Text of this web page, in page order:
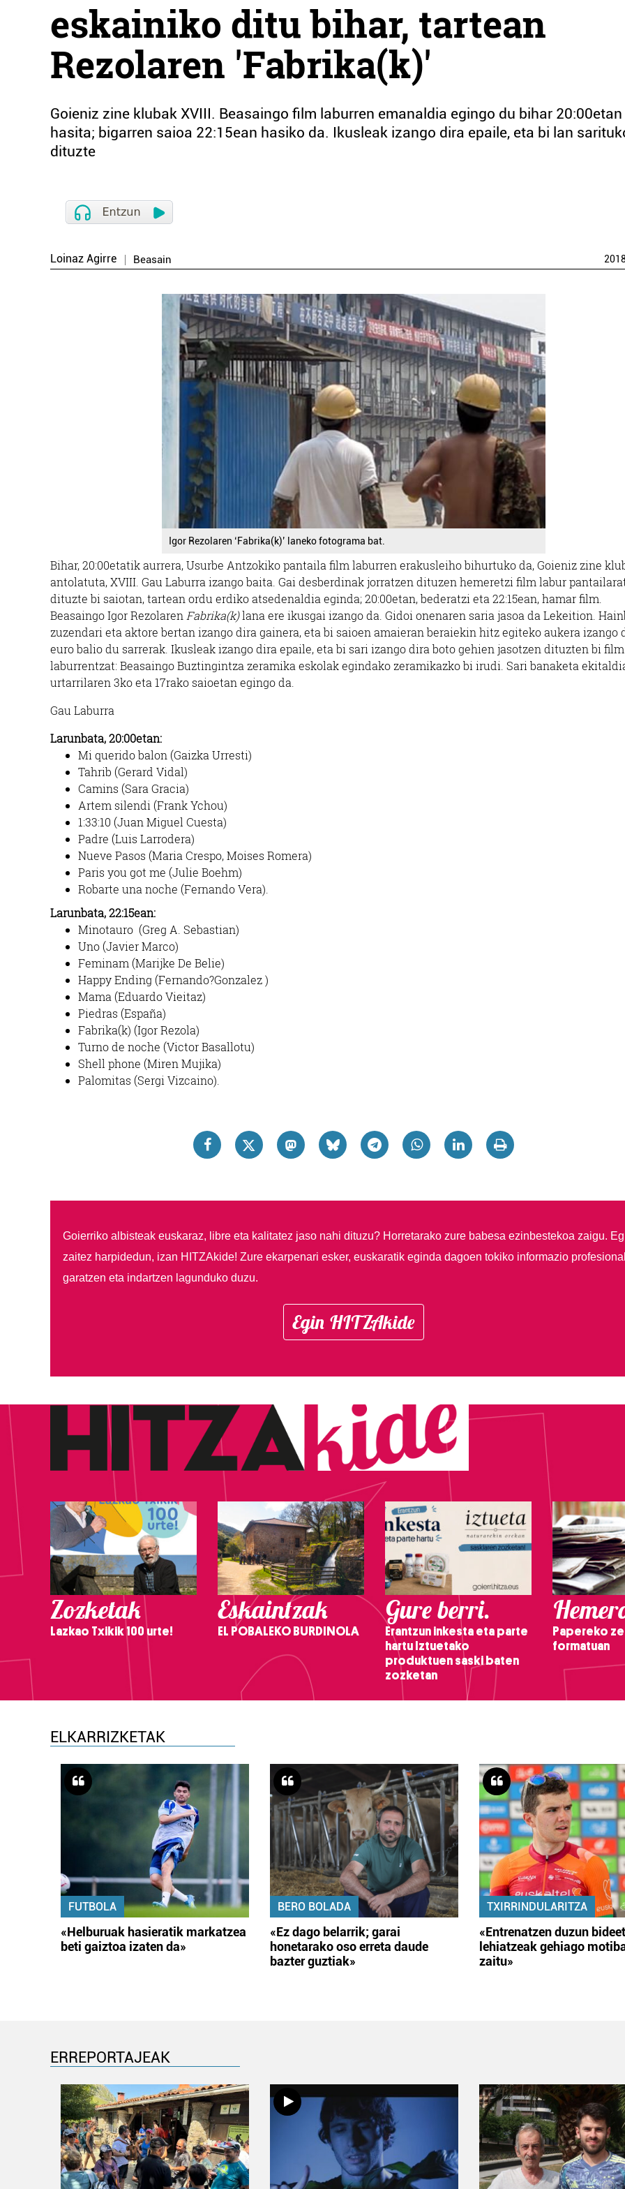
eskainiko ditu bihar, tartean
Rezolaren 'Fabrika(k)'
Goieniz zine klubak XVIII. Beasaingo film laburren emanaldia egingo du bihar 20:00etan
hasita; bigarren saioa 22:15ean hasiko da. Ikusleak izango dira epaile, eta bi lan
dituzte
Loinaz Agirre Beasain
Igor Rezolaren ‘Fabrika(k)’ laneko fotograma bat.
Bihar, 20:00etatik aurrera, Usurbe Antzokiko pantaila film laburren erakusleiho bihurtuko da, Goieniz zine
antolatuta, XVIII. Gau Laburra izango baita. Gai desberdinak jorratzen dituzen hemeretzi film labur
dituzte bi saiotan, tartean ordu erdiko atsedenaldia eginda; 20:00etan, bederatzi eta 22:15ean, hamar film.
Beasaingo Igor Rezolaren Fabrika(k)lana ere ikusgai izango da. Gidoi onenaren saria jasoa da Lekeition.
zuzendari eta aktore bertan izango dira gainera, eta bi saioen amaieran beraiekin hitz egiteko aukera izango
euro balio du sarrerak. Ikusleak izango dira epaile, eta bi sari izango dira boto gehien jasotzen dituzten bi film
laburrentzat: Beasaingo Buztingintza zeramika eskolak egindako zeramikazko bi irudi. Sari banaketa
urtarrilaren 3ko eta 17rako saioetan egingo da.
Gau Laburra
Larunbata, 20:00etan:
Mi querido balon (Gaizka Urresti)
Tahrib (Gerard Vidal)
Camins (Sara Gracia)
Artem silendi (Frank Ychou)
1:33:10 (Juan Miguel Cuesta)
Padre (Luis Larrodera)
Nueve Pasos (Maria Crespo, Moises Romera)
Paris you got me (Julie Boehm)
Robarte una noche (Fernando Vera).
Larunbata, 22:15ean:
Minotauro (Greg A. Sebastian)
Uno (Javier Marco)
Feminam (Marijke De Belie)
Happy Ending (Fernando?Gonzalez )
Mama (Eduardo Vieitaz)
Piedras (España)
Fabrika(k) (Igor Rezola)
Turno de noche (Victor Basallotu)
Shell phone (Miren Mujika)
Palomitas (Sergi Vizcaino).
Goierriko albisteak euskaraz, libre eta kalitatez jaso nahi dituzu? Horretarako zure babesa ezinbestekoa zaigu.
zaitez harpidedun, izan HITZAkide! Zure ekarpenari esker, euskaratik eginda dagoen tokiko informazio
garatzen eta indartzen lagunduko duzu.
Egin HITZAkide
Zozketak
Lazkao Txikik 100 urte!
Eskaintzak
EL POBALEKO BURDINOLA
Gure berri.
Erantzun inkesta eta parte
hartu Iztuetako
produktuen saski baten
zozketan
Papereko
formatuan
ELKARRIZKETAK
FUTBOLA
«Helburuak hasieratik markatzea
beti gaiztoa izaten da»
BERO BOLADA
«Ez dago belarrik; garai
honetarako oso erreta daude
bazter guztiak»
TXIRRINDULARITZA
«Entrenatzen duzun
lehiatzeak gehiago
zaitu»
ERREPORTAJEAK